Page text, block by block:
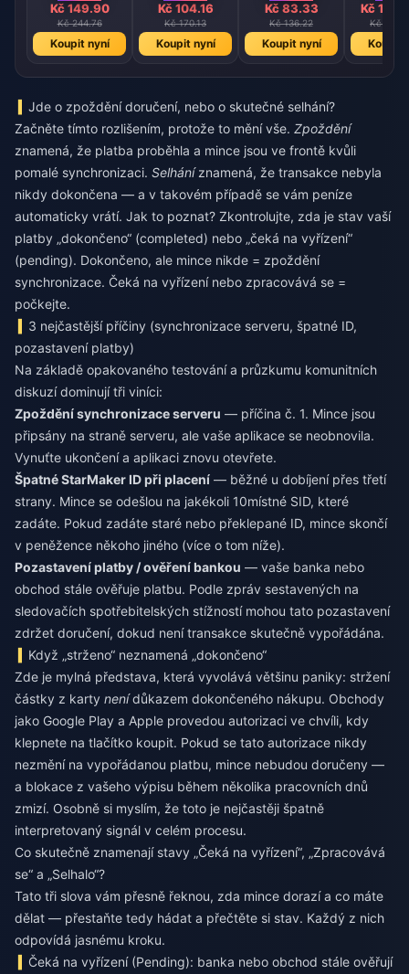
Kč 149.90
Kč 244.76
Koupit nyní
Kč 104.16
Kč 170.13
Koupit nyní
Kč 83.33
Kč 136.22
Koupit nyní
Kč
Kč
Koupit
Jde o zpoždění doručení, nebo o skutečné selhání?
Začněte tímto rozlišením, protože to mění vše. Zpoždění
znamená, že platba proběhla a mince jsou ve frontě kvůli
pomalé synchronizaci. Selháníznamená, že transakce nebyla
nikdy dokončena — a v takovém případě se vám peníze
automaticky vrátí. Jak to poznat? Zkontrolujte, zda je stav vaší
platby „dokončeno“ (completed) nebo „čeká na vyřízení“
(pending). Dokončeno, ale mince nikde = zpoždění
synchronizace. Čeká na vyřízení nebo zpracovává se =
počkejte.
3 nejčastější příčiny (synchronizace serveru, špatné ID,
pozastavení platby)
Na základě opakovaného testování a průzkumu komunitních
diskuzí dominují tři viníci:
Zpoždění synchronizace serveru — příčina č. 1. Mince jsou
připsány na straně serveru, ale vaše aplikace se neobnovila.
Vynuťte ukončení a aplikaci znovu otevřete.
Špatné StarMaker ID při placení — běžné u dobíjení přes třetí
strany. Mince se odešlou na jakékoli 10místné SID, které
zadáte. Pokud zadáte staré nebo překlepané ID, mince skončí
v peněžence někoho jiného (více o tom níže).
Pozastavení platby / ověření bankou — vaše banka nebo
obchod stále ověřuje platbu. Podle zpráv sestavených na
sledovačích spotřebitelských stížností mohou tato pozastavení
zdržet doručení, dokud není transakce skutečně vypořádána.
Když „strženo“ neznamená „dokončeno“
Zde je mylná představa, která vyvolává většinu paniky: stržení
částky z karty nenídůkazem dokončeného nákupu. Obchody
jako Google Play a Apple provedou autorizaci ve chvíli, kdy
klepnete na tlačítko koupit. Pokud se tato autorizace nikdy
nezmění na vypořádanou platbu, mince nebudou doručeny —
a blokace z vašeho výpisu během několika pracovních dnů
zmizí. Osobně si myslím, že toto je nejčastěji špatně
interpretovaný signál v celém procesu.
Co skutečně znamenají stavy „Čeká na vyřízení“, „Zpracovává
se“ a „Selhalo“?
Tato tři slova vám přesně řeknou, zda mince dorazí a co máte
dělat — přestaňte tedy hádat a přečtěte si stav. Každý z nich
odpovídá jasnému kroku.
Čeká na vyřízení (Pending): banka nebo obchod stále ověřují